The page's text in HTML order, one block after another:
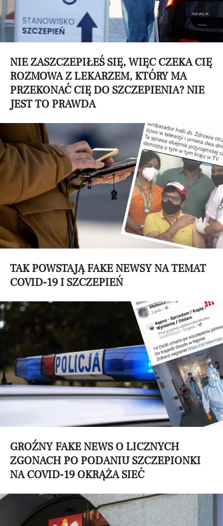
NIE ZASZCZEPIŁEŚ SIĘ, WIĘC CZEKA CIĘ
ROZMOWA Z LEKARZEM, KTÓRY MA
PRZEKONAĆ CIĘ DO SZCZEPIENIA? NIE
JEST TO PRAWDA
TAK POWSTAJĄ FAKE NEWSY NA TEMAT
COVID-19 I SZCZEPIEŃ
GROŹNY FAKE NEWS O LICZNYCH
ZGONACH PO PODANIU SZCZEPIONKI
NA COVID-19 OKRĄŻA SIEĆ